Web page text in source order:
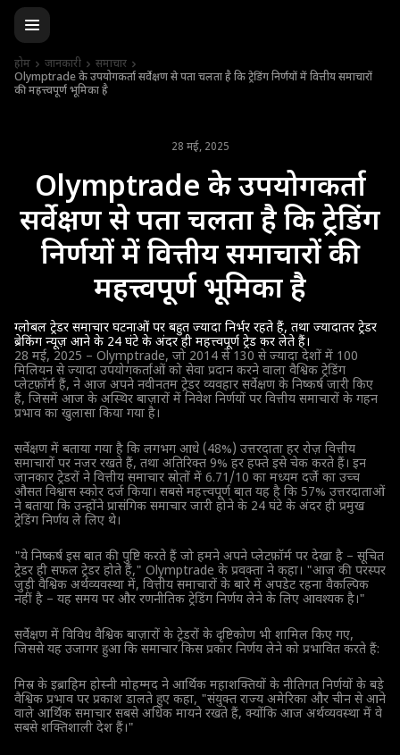
होम जानकारी
समाचार
Olymptrade के उपयोगकर्ता सर्वेक्षण से पता चलता है कि ट्रेडिंग निर्णयों में वित्तीय समाचारों
की महत्त्वपूर्ण भूमिका है
28 मई, 2025
Olymptrade के उपयोगकर्ता
सर्वेक्षण से पता चलता है कि ट्रेडिंग
निर्णयों में वित्तीय समाचारों की
महत्त्वपूर्ण भूमिका है
ग्लोबल ट्रेडर समाचार घटनाओं पर बहुत ज्यादा निर्भर रहते हैं, तथा ज्यादातर ट्रेडर
ब्रेकिंग न्यूज़ आने के 24 घंटे के अंदर ही महत्त्वपूर्ण ट्रेड कर लेते हैं।
28 मई, 2025 – Olymptrade, जो 2014 से 130 से ज्यादा देशों में 100
मिलियन से ज्यादा उपयोगकर्ताओं को सेवा प्रदान करने वाला वैश्विक ट्रेडिंग
प्लेटफ़ॉर्म हैं, ने आज अपने नवीनतम ट्रेडर व्यवहार सर्वेक्षण के निष्कर्ष जारी किए
हैं, जिसमें आज के अस्थिर बाज़ारों में निवेश निर्णयों पर वित्तीय समाचारों के गहन
प्रभाव का खुलासा किया गया है।
सर्वेक्षण में बताया गया है कि लगभग आधे (48%) उत्तरदाता हर रोज़ वित्तीय
समाचारों पर नजर रखते हैं, तथा अतिरिक्त 9% हर हफ्ते इसे चेक करते हैं। इन
जानकार ट्रेडरों ने वित्तीय समाचार स्रोतों में 6.71/10 का मध्यम दर्जे का उच्च
औसत विश्वास स्कोर दर्ज किया। सबसे महत्त्वपूर्ण बात यह है कि 57% उत्तरदाताओं
ने बताया कि उन्होंने प्रासंगिक समाचार जारी होने के 24 घंटे के अंदर ही प्रमुख
ट्रेडिंग निर्णय ले लिए थे।
"ये निष्कर्ष इस बात की पुष्टि करते हैं जो हमने अपने प्लेटफ़ॉर्म पर देखा है – सूचित
ट्रेडर ही सफल ट्रेडर होते हैं," Olymptrade के प्रवक्ता ने कहा। "आज की परस्पर
जुड़ी वैश्विक अर्थव्यवस्था में, वित्तीय समाचारों के बारे में अपडेट रहना वैकल्पिक
नहीं है – यह समय पर और रणनीतिक ट्रेडिंग निर्णय लेने के लिए आवश्यक है।"
सर्वेक्षण में विविध वैश्विक बाज़ारों के ट्रेडरों के दृष्टिकोण भी शामिल किए गए,
जिससे यह उजागर हुआ कि समाचार किस प्रकार निर्णय लेने को प्रभावित करते हैं:
मिस्र के इब्राहिम होस्नी मोहम्मद ने आर्थिक महाशक्तियों के नीतिगत निर्णयों के बड़े
वैश्विक प्रभाव पर प्रकाश डालते हुए कहा, "संयुक्त राज्य अमेरिका और चीन से आने
वाले आर्थिक समाचार सबसे अधिक मायने रखते हैं, क्योंकि आज अर्थव्यवस्था में वे
सबसे शक्तिशाली देश हैं।"